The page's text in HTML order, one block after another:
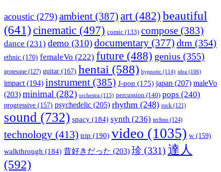
acoustic (279)ambient (387) art(482) beautiful
(641)cinematic (497) comic (133) compose (383)
dance (231) demo (310)documentary (377) dtm (354)
ethnic (170) femaleVo (222) future (488) genius (355)
grotesque (127) guitar (167) hentai (588) hypnotic (114) idea (106)
impact (194) instrument (385) J-pop (175) japan (207) maleVo
(203) minimal (282) orchestra (115) percussion (140) pops (240)
progressive (157) psychedelic (205) rhythm (248) rock (121)
sound (732) spacy (184) synth (236) techno (124)
technology (413) trip (190) video (1035) w (159)
walkthrough (184) 昔好きだった (203) 珍 (331) 達人
(592)